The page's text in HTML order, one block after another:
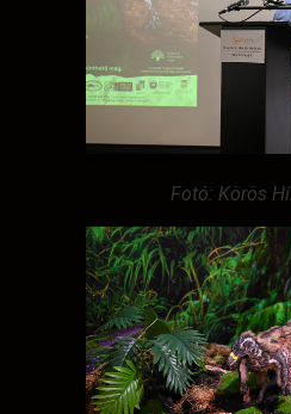
Fotó: Körös